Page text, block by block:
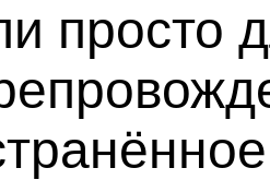
просто